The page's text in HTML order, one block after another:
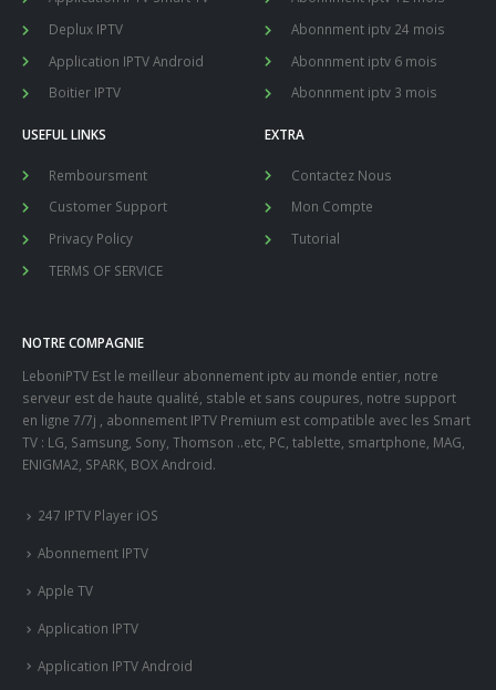
Application IPTV Smart TV
Deplux IPTV
Application IPTV Android
Boitier IPTV
Abonnment iptv 12 mois
Abonnment iptv 24 mois
Abonnment iptv 6 mois
Abonnment iptv 3 mois
USEFUL LINKS
Remboursment
Customer Support
Privacy Policy
TERMS OF SERVICE
EXTRA
Contactez Nous
Mon Compte
Tutorial
NOTRE COMPAGNIE
LeboniPTV Est le meilleur abonnement iptv au monde entier, notre
serveur est de haute qualité, stable et sans coupures, notre support
en ligne 7/7j , abonnement IPTV Premium est compatible avec les Smart
TV : LG, Samsung, Sony, Thomson ..etc, PC, tablette, smartphone, MAG,
ENIGMA2, SPARK, BOX Android.
247 IPTV Player iOS
Abonnement IPTV
Apple TV
Application IPTV
Application IPTV Android